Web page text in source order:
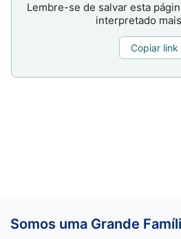
Lembre-se de salvar esta
interpretado
Copiar link
Somos uma Grande